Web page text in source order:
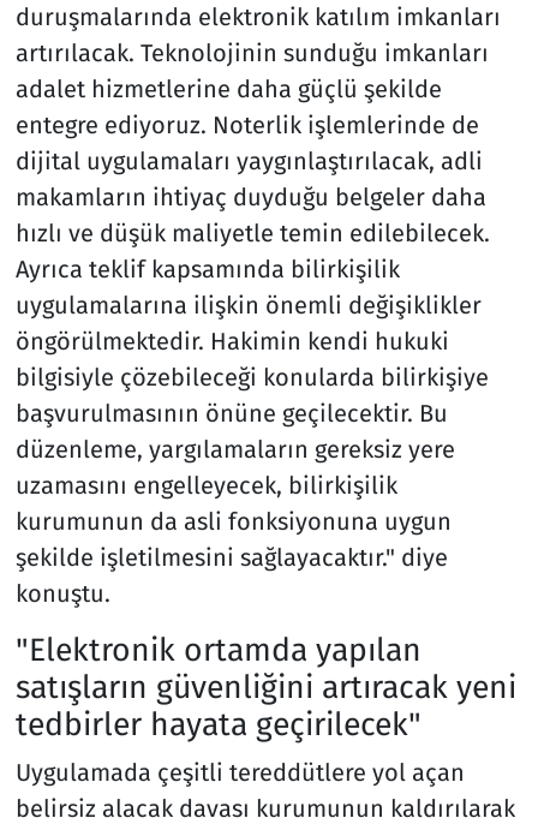
duruşmalarında elektronik katılım imkanları
artırılacak. Teknolojinin sunduğu imkanları
adalet hizmetlerine daha güçlü şekilde
entegre ediyoruz. Noterlik işlemlerinde de
dijital uygulamaları yaygınlaştırılacak, adli
makamların ihtiyaç duyduğu belgeler daha
hızlı ve düşük maliyetle temin edilebilecek.
Ayrıca teklif kapsamında bilirkişilik
uygulamalarına ilişkin önemli değişiklikler
öngörülmektedir. Hakimin kendi hukuki
bilgisiyle çözebileceği konularda bilirkişiye
başvurulmasının önüne geçilecektir. Bu
düzenleme, yargılamaların gereksiz yere
uzamasını engelleyecek, bilirkişilik
kurumunun da asli fonksiyonuna uygun
şekilde işletilmesini sağlayacaktır." diye
konuştu.
"Elektronik ortamda yapılan
satışların güvenliğini artıracak yeni
tedbirler hayata geçirilecek"
Uygulamada çeşitli tereddütlere yol açan
belirsiz alacak davası kurumunun kaldırılarak